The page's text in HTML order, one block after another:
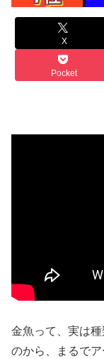
X
Pocket
金魚って、実は
のから、まるで